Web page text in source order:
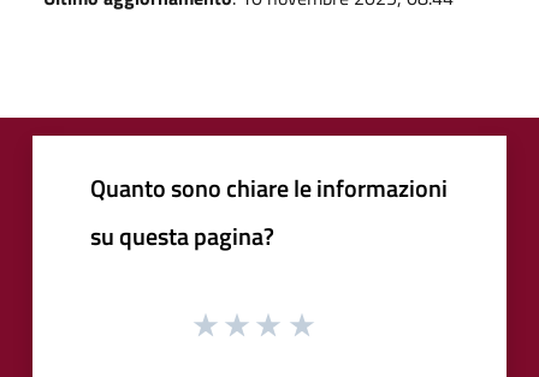
Quanto sono chiare le informazioni
su questa pagina?